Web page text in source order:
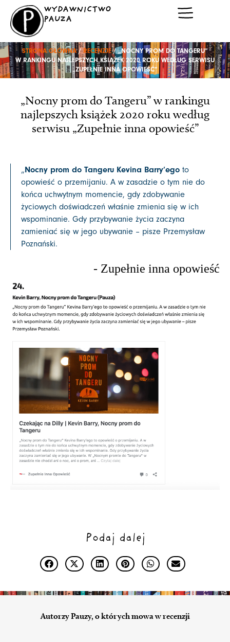
Przejdź
treści
WYDAWNICTWO
PAUZA
STRONA GŁÓWNA/RECENZJE/ „NOCNY PROM DO TANGERU”
W RANKINGU NAJLEPSZYCH KSIĄŻEK 2020 ROKU WEDŁUG SERWISU
„ZUPEŁNIE INNA OPOWIEŚĆ”
„Nocny prom do Tangeru” w rankingu
najlepszych książek 2020 roku według
serwisu „Zupełnie inna opowieść”
„Nocny prom do Tangeru Kevina Barry’egoto
opowieść o przemijaniu. A w zasadzie o tym nie do
końca uchwytnym momencie, gdy zdobywanie
życiowych doświadczeń właśnie zmienia się w ich
wspominanie. Gdy przybywanie życia zaczyna
zamieniać się w jego ubywanie – pisze Przemysław
Poznański.
- Zupełnie inna opowieść
Podaj dalej
Autorzy Pauzy, o których mowa w recenzji